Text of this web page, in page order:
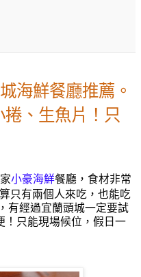
海鮮餐廳推薦。
、生魚片！只
小豪海鮮餐廳，食材非常
只有兩個人來吃，也能吃
有經過宜蘭頭城一定要試
只能現場候位，假日一